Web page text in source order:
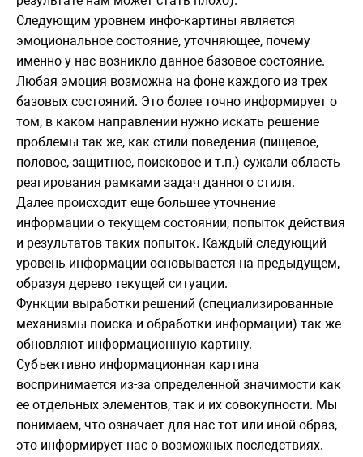
Следующим уровнем инфо-картины является
эмоциональное состояние, уточняющее, почему
именно у нас возникло данное базовое состояние.
Любая эмоция возможна на фоне каждого из трех
базовых состояний. Это более точно информирует о
том, в каком направлении нужно искать решение
проблемы так же, как стили поведения (пищевое,
половое, защитное, поисковое и т.п.) сужали область
реагирования рамками задач данного стиля.
Далее происходит еще большее уточнение
информации о текущем состоянии, попыток действия
и результатов таких попыток. Каждый следующий
уровень информации основывается на предыдущем,
образуя дерево текущей ситуации.
Функции выработки решений (специализированные
механизмы поиска и обработки информации) так же
обновляют информационную картину.
Субъективно информационная картина
воспринимается из-за определенной значимости как
ее отдельных элементов, так и их совокупности. Мы
понимаем, что означает для нас тот или иной образ,
это информирует нас о возможных последствиях.